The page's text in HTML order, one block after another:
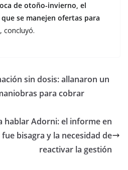
de otoño-invierno, el
se manejen ofertas para
, concluyó.
sin dosis: allanaron un
para cobrar
hablar Adorni: el informe en
bisagra y la necesidad de
reactivar la gestión